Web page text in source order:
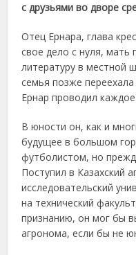
с друзьями во дворе
Отец Ернара, глава
свое дело с нуля, мать
литературу в местной
семья позже
Ернар проводил
В юности он, как и
будущее в большом
футболистом, но
Поступил в Казахский
исследовательский
на технический
признанию, он мог бы
агронома, если бы не